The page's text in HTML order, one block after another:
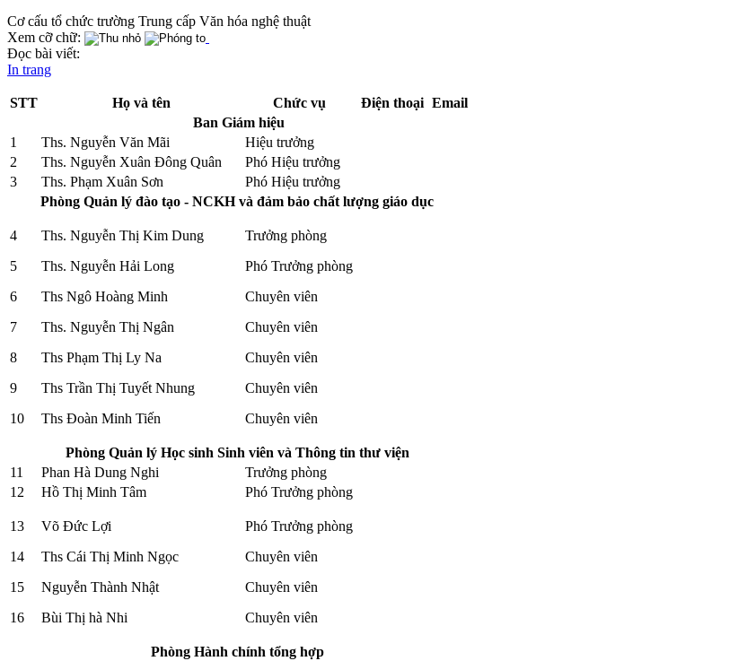
Cơ cấu tổ chức trường Trung cấp Văn hóa nghệ thuật
Xem cỡ chữ:
Đọc bài viết:
In trang
STT Họ và tên Chức vụ Điện thoại Email
Ban Giám hiệu
1
Ths. Nguyễn Văn Mãi
Hiệu trưởng
2
Ths. Nguyễn Xuân Đông Quân
Phó Hiệu trưởng
3
Ths. Phạm Xuân Sơn
Phó Hiệu trưởng
Phòng Quản lý đào tạo - NCKH và đảm bảo chất lượng giáo dục
4
5
6
7
8
9
10
Ths. Nguyễn Thị Kim Dung
Ths. Nguyễn Hải Long
Ths Ngô Hoàng Minh
Ths. Nguyễn Thị Ngân
Ths Phạm Thị Ly Na
Ths Trần Thị Tuyết Nhung
Ths Đoàn Minh Tiến
Trưởng phòng
Phó Trưởng phòng
Chuyên viên
Chuyên viên
Chuyên viên
Chuyên viên
Chuyên viên
Phòng Quản lý Học sinh Sinh viên và Thông tin thư viện
11
Phan Hà Dung Nghi
Trưởng phòng
12
Hồ Thị Minh Tâm Phó Trưởng phòng
13
14
15
16
Võ Đức Lợi
Ths Cái Thị Minh Ngọc
Nguyễn Thành Nhật
Bùi Thị hà Nhi
Phó Trưởng phòng
Chuyên viên
Chuyên viên
Chuyên viên
Phòng Hành chính tổng hợp